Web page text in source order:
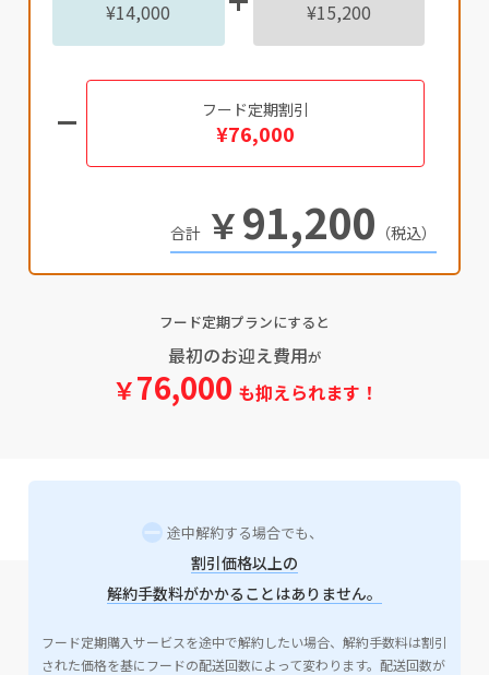
¥14,000 ¥15,200
フード定期割引
¥76,000
￥91,200 （税込）
フード定期プランにすると
最初のお迎え費用が
￥76,000 も抑えられます！
途中解約する場合でも、
割引価格以上の
解約手数料がかかることはありません。
フード定期購入サービスを途中で解約したい場合、解約手数料は割引
された価格を基にフードの配送回数によって変わります。配送回数が